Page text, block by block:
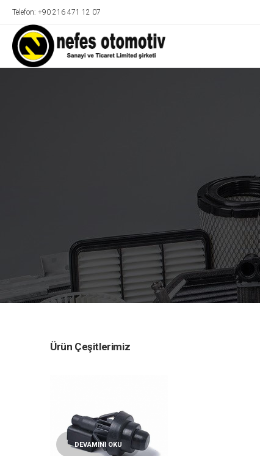
Telefon: +90 216 471 12 07
Ürün Çeşitlerimiz
DEVAMINI OKU